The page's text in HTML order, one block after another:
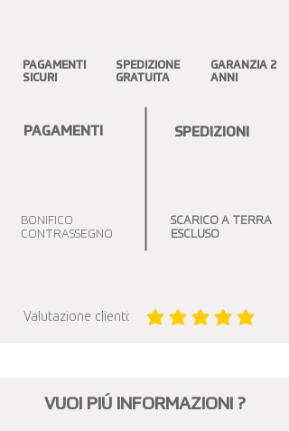
PAGAMENTI
SICURI
SPEDIZIONE
GRATUITA
GARANZIA 2
ANNI
PAGAMENTI SPEDIZIONI
BONIFICO
CONTRASSEGNO
SCARICO A TERRA
ESCLUSO
Valutazione clienti: la valutazione media è 5 su
VUOI PIÚ INFORMAZIONI ?